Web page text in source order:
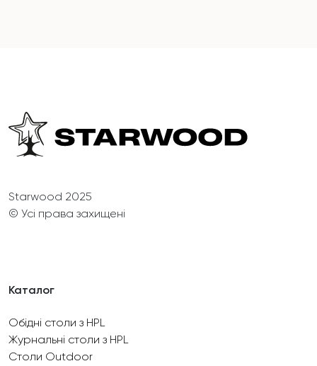
Starwood 2025
© Усі права захищені
Каталог
Обідні столи з HPL
Журнальні столи з HPL
Столи Outdoor